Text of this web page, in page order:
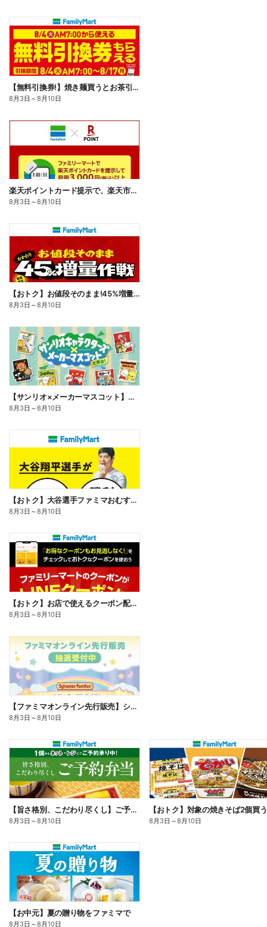
【無料引換券!】焼き麺買うとお茶引換券貰える!
8月3日 ～8月10日
楽天ポイントカード提示で、楽天市場でのお買い物がおトクに!
8月3日 ～8月10日
【おトク】お値段そのまま!45%増量作戦!
8月3日 ～8月10日
【サンリオ×メーカーマスコット】オリジナルグッズ貰える!
8月3日 ～8月10日
【おトク】大谷選手ファミマおむすび割
8月3日 ～8月10日
【おトク】お店で使えるクーポン配信中
8月3日 ～8月10日
【ファミマオンライン先行販売】シルバニアファミリー
8月3日 ～8月10日
【旨さ格別、こだわり尽くし】ご予約弁当
8月3日 ～8月10日 8月3日 ～8月10日
【お中元】夏の贈り物をファミマで
8月3日 ～8月10日